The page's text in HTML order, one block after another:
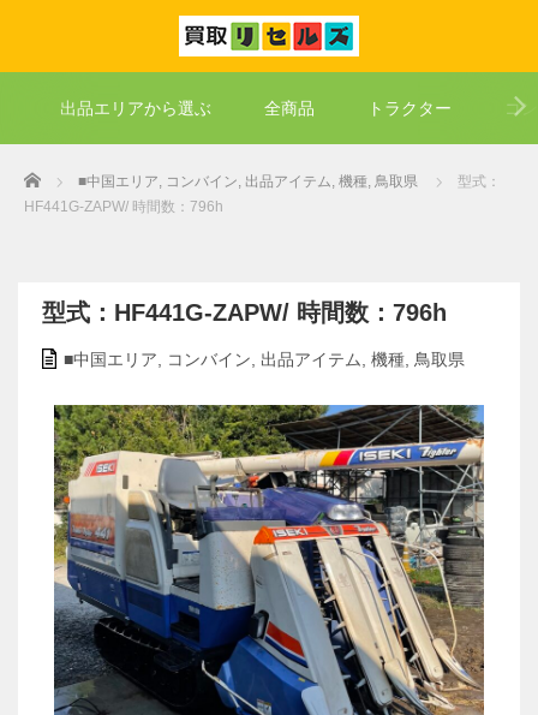
出品エリアから選ぶ 全商品 トラクター コ
Home ■中国エリア, コンバイン, 出品アイテム, 機種, 鳥取県
型式：
HF441G-ZAPW/ 時間数：796h
型式：HF441G-ZAPW/ 時間数：796h
■中国エリア コンバイン 出品アイテム 機種 鳥取県